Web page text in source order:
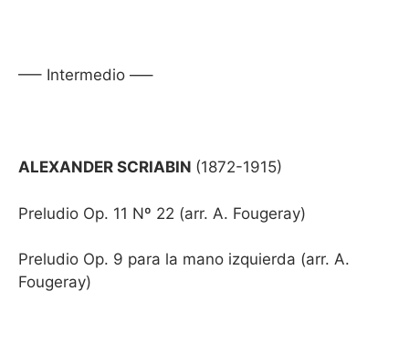
—– Intermedio —–
ALEXANDER SCRIABIN (1872-1915)
Preludio Op. 11 Nº 22 (arr. A. Fougeray)
Preludio Op. 9 para la mano izquierda (arr. A.
Fougeray)